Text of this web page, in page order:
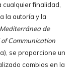
finalidad,
la autoría y la
de
Communication
se proporcione un
cambios en la